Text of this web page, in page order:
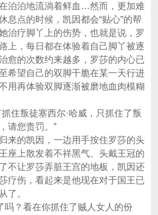
泊泊地流淌着鲜血…然而，更加难
息点的时候，凯因都会“贴心”的帮
治疗脚丫上的伤势，也就是说，罗
上，每日都在体验着自己脚丫被逐
愈的次数约来越多，罗莎的内心已
希望自己的双脚干脆在某一天行进
用再体验双脚逐渐被磨地血肉模糊
叛徒塞西尔·哈威，只抓住了叛
请您责罚。”
的凯因，一边用手按住罗莎的头
座上散发着不祥黑气、头戴王冠的
不让罗莎弄脏王宫的地板，凯因还
疗伤，看起来是他现在对于国王已
了。
？看在你抓住了贼人女人的份